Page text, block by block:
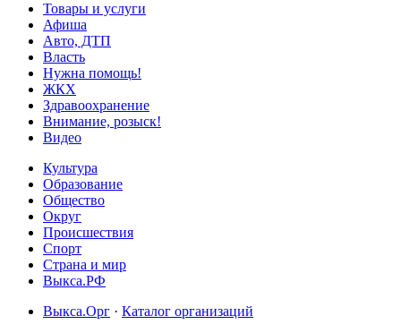
Товары и услуги
Афиша
Авто, ДТП
Власть
Нужна помощь!
ЖКХ
Здравоохранение
Внимание, розыск!
Видео
Культура
Образование
Общество
Округ
Происшествия
Спорт
Страна и мир
Выкса.РФ
Выкса.Орг · Каталог организаций